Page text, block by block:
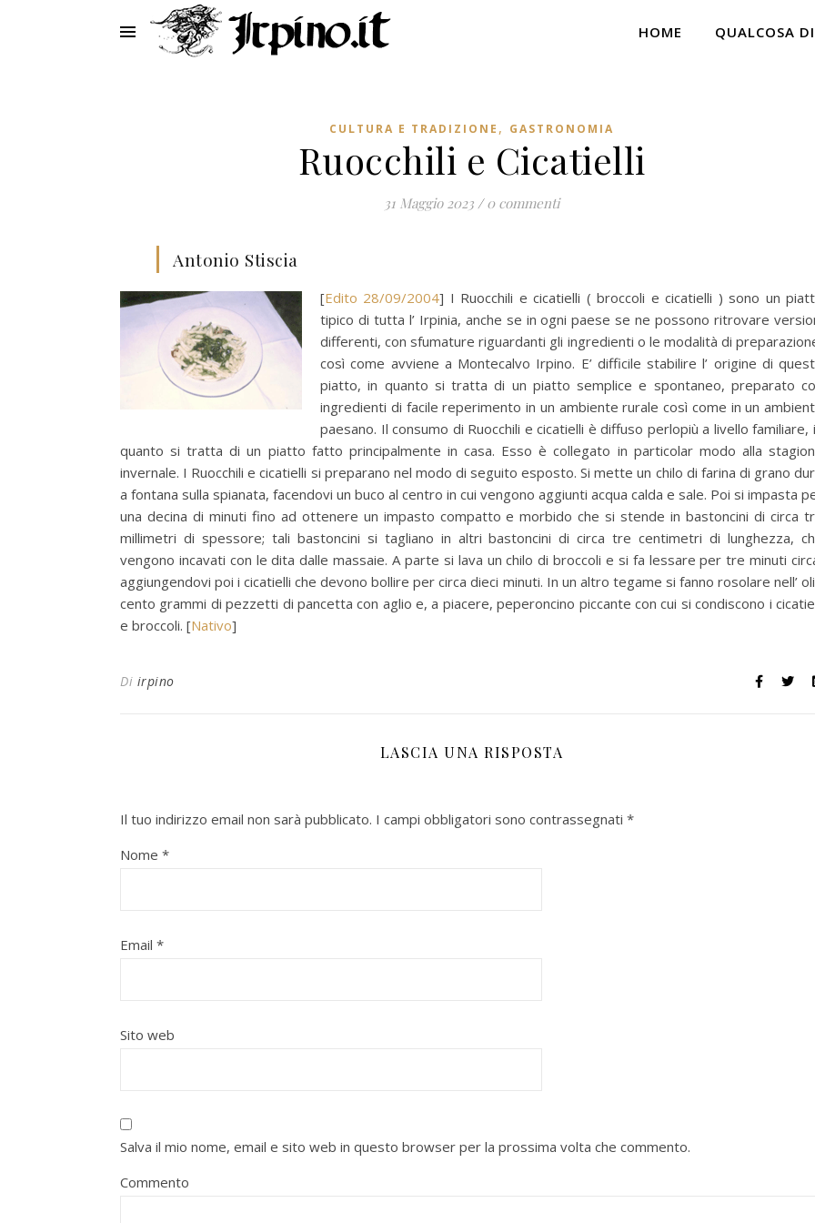
HOME QUALCOSA
CULTURA E TRADIZIONE , GASTRONOMIA
Ruocchili e Cicatielli
31 Maggio 2023 / 0 commenti
Antonio Stiscia
[Edito 28/09/2004] I Ruocchili e cicatielli ( broccoli e cicatielli ) sono un
tipico di tutta l’ Irpinia, anche se in ogni paese se ne possono ritrovare
differenti, con sfumature riguardanti gli ingredienti o le modalità di
così come avviene a Montecalvo Irpino. E’ difficile stabilire l’ origine di
piatto, in quanto si tratta di un piatto semplice e spontaneo, preparato
ingredienti di facile reperimento in un ambiente rurale così come in un
paesano. Il consumo di Ruocchili e cicatielli è diffuso perlopiù a livello familiare,
quanto si tratta di un piatto fatto principalmente in casa. Esso è collegato in particolar modo alla
invernale. I Ruocchili e cicatielli si preparano nel modo di seguito esposto. Si mette un chilo di farina di grano
a fontana sulla spianata, facendovi un buco al centro in cui vengono aggiunti acqua calda e sale. Poi si impasta
una decina di minuti fino ad ottenere un impasto compatto e morbido che si stende in bastoncini di circa
millimetri di spessore; tali bastoncini si tagliano in altri bastoncini di circa tre centimetri di lunghezza,
vengono incavati con le dita dalle massaie. A parte si lava un chilo di broccoli e si fa lessare per tre minuti
aggiungendovi poi i cicatielli che devono bollire per circa dieci minuti. In un altro tegame si fanno rosolare nell’
cento grammi di pezzetti di pancetta con aglio e, a piacere, peperoncino piccante con cui si condiscono i
e broccoli. [Nativo]
Di irpino
LASCIA UNA RISPOSTA
Il tuo indirizzo email non sarà pubblicato. I campi obbligatori sono contrassegnati *
Nome *
Email *
Sito web
Salva il mio nome, email e sito web in questo browser per la prossima volta che commento.
Commento